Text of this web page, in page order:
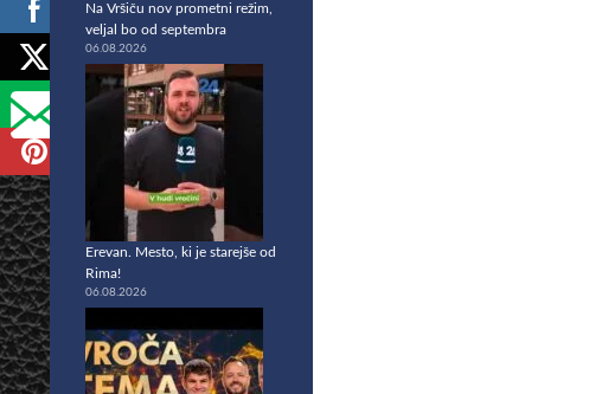
Na Vršiču nov prometni režim,
veljal bo od septembra
06.08.2026
Erevan. Mesto, ki je starejše od
Rima!
06.08.2026